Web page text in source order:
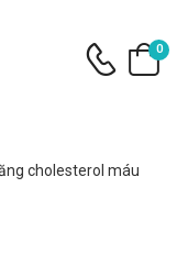
0
cholesterol máu